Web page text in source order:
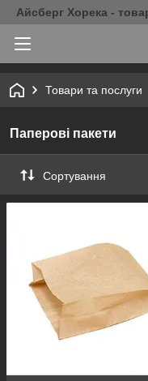
Айсберг Хорека -
Товари та послуги
Паперові пакети
Сортування